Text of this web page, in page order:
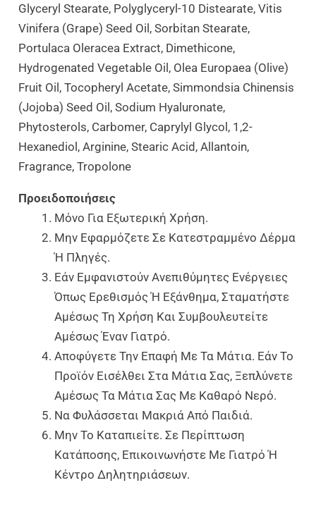
Glyceryl Stearate, Polyglyceryl-10 Distearate, Vitis
Vinifera (grape) Seed Oil, Sorbitan Stearate,
Portulaca Oleracea Extract, Dimethicone,
Hydrogenated Vegetable Oil, Olea Europaea (olive)
Fruit Oil, Tocopheryl Acetate, Simmondsia Chinensis
(Jojoba) Seed Oil, Sodium Hyaluronate,
Phytosterols, Carbomer, Caprylyl Glycol, 1,2-
Hexanediol, Arginine, Stearic Acid, Allantoin,
Fragrance, Tropolone
Προειδοποιήσεις
Μόνο Για Εξωτερική Χρήση.
Μην Εφαρμόζετε Σε Κατεστραμμένο Δέρμα
Ή Πληγές.
Εάν Εμφανιστούν Ανεπιθύμητες Ενέργειες
Όπως Ερεθισμός Ή Εξάνθημα, Σταματήστε
Αμέσως Τη Χρήση Και Συμβουλευτείτε
Αμέσως Έναν Γιατρό.
Αποφύγετε Την Επαφή Με Τα Μάτια. Εάν Το
Προϊόν Εισέλθει Στα Μάτια Σας, Ξεπλύνετε
Αμέσως Τα Μάτια Σας Με Καθαρό Νερό.
Να Φυλάσσεται Μακριά Από Παιδιά.
Μην Το Καταπιείτε. Σε Περίπτωση
Κατάποσης, Επικοινωνήστε Με Γιατρό Ή
Κέντρο Δηλητηριάσεων.